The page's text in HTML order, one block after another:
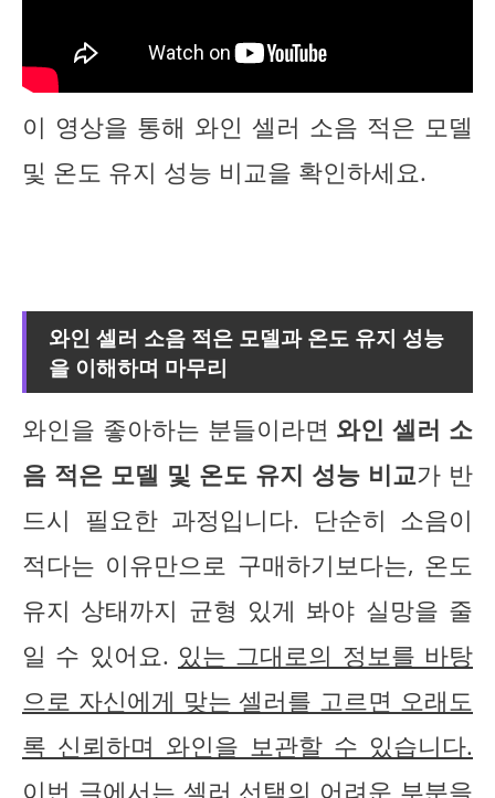
이 영상을 통해 와인 셀러 소음 적은 모델
및 온도 유지 성능 비교을 확인하세요.
와인 셀러 소음 적은 모델과 온도 유지 성능
을 이해하며 마무리
와인을 좋아하는 분들이라면 와인 셀러 소
음 적은 모델 및 온도 유지 성능 비교가 반
드시 필요한 과정입니다. 단순히 소음이
적다는 이유만으로 구매하기보다는, 온도
유지 상태까지 균형 있게 봐야 실망을 줄
일 수 있어요. 있는 그대로의 정보를 바탕
으로 자신에게 맞는 셀러를 고르면 오래도
록 신뢰하며 와인을 보관할 수 있습니다.
이번 글에서는 셀러 선택의 어려운 부분을